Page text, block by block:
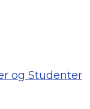
og Studenter